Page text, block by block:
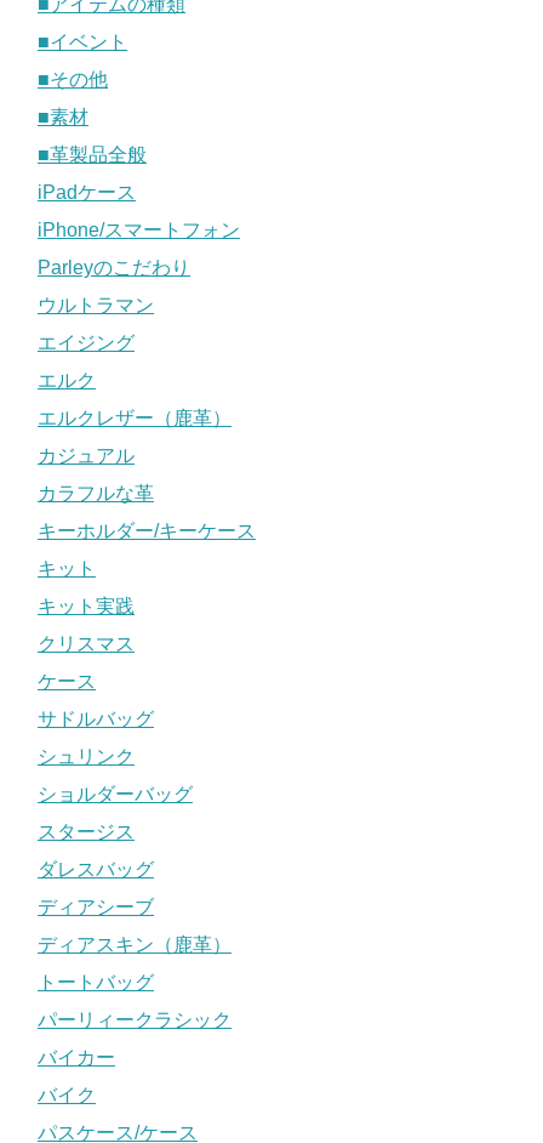
■イベント
■その他
■素材
■革製品全般
iPadケース
iPhone/スマートフォン
Parleyのこだわり
ウルトラマン
エイジング
エルク
エルクレザー（鹿革）
カジュアル
カラフルな革
キーホルダー/キーケース
キット
キット実践
クリスマス
ケース
サドルバッグ
シュリンク
ショルダーバッグ
スタージス
ダレスバッグ
ディアシーブ
ディアスキン（鹿革）
トートバッグ
パーリィークラシック
バイカー
バイク
パスケース/ケース